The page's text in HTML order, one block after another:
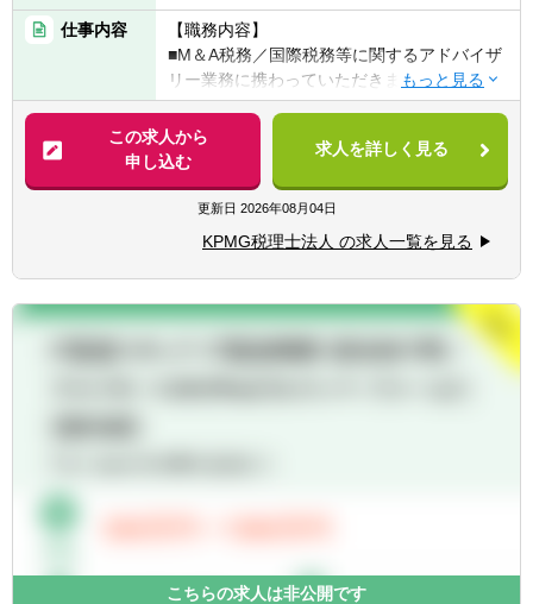
■税理士又は税理士科目合格者(合格科目・科
目数は不問)
■公認会計士又は米国公認会計士(又はそれに
準ずる資格)
■事業会社での税務／経理業務
■会計事務所／監査法人での業務
■コンサルティング会社での業務(M&A／海外
投資関連に関わるもの)
■上記に該当しないが、税務を学びたいとい
う熱い意志をお持ちの方
■ビジネスレベルの英語力(必須ではありませ
ん。現在の英語力や希望に沿った業務に対応
いただきます。)
仕事内容
【職務内容】
■M＆A税務／国際税務等に関するアドバイザ
リー業務に携わっていただきます。
【具体的には】
■企業買収(M&A)に係る税務アドバイザリー
(税務デューデリジェンス等)
■事業再編に係る税務ストラクチャリング
■海外投資に係る投資国の税制リサーチ
■官公庁からの委託事業に係る税制調査及び
税制改正関連業務
■税務申告業務及び税務申告から派生する税
務アドバイス業務
アドバイス業務を中心に従事。
中心に従事することも可能。
社を推奨。
この求人から
申し込む
求人を詳しく見る
更新日 2026年08月04日
KPMG税理士法人 の求人一覧を見る
こちらの求人は非公開です